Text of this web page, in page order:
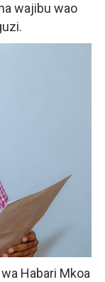
wajibu wao
Habari Mkoa